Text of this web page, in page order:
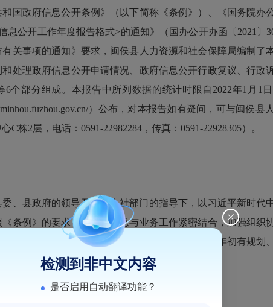
政府信息公开条例》（以下简称《条例》）、《国务院办
息公开工作年度报告格式>的通知》（国办公开办函〔2021〕
关事项的通知》要求，闽侯县人力资源和社会保障局编制了
处理政府信息公开申请情况、政府信息公开行政复议、行政
个部分组成。本报告中所列数据的统计时限自2022年1月1
）公布，对本报告如有疑问，可与闽侯
C栋2层，电话：0591-22982284，传真：0591-22928305）。
县政府的领导及上级人社部门的指导下，以习近平新时代
条例》的要求，将政务信息与业务工作紧密结合，加强组织
作责任具体化、程序标准化、制度规范化，做到年初有规划
点落实情况
检测到非中文内容
是否启用自动翻译功能？